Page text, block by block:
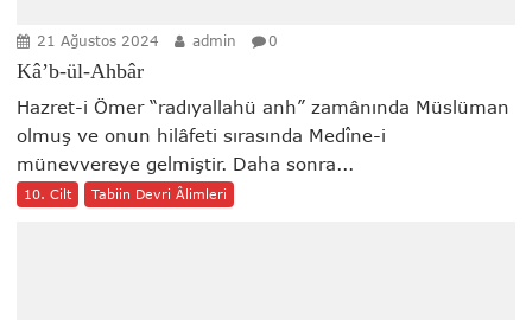
21 Ağustos 2024 admin 0
Kâ’b-ül-Ahbâr
Hazret-i Ömer “radıyallahü anh” zamânında Müslüman
olmuş ve onun hilâfeti sırasında Medîne-i
münevvereye gelmiştir. Daha sonra...
10. Cilt Tabiin Devri Âlimleri